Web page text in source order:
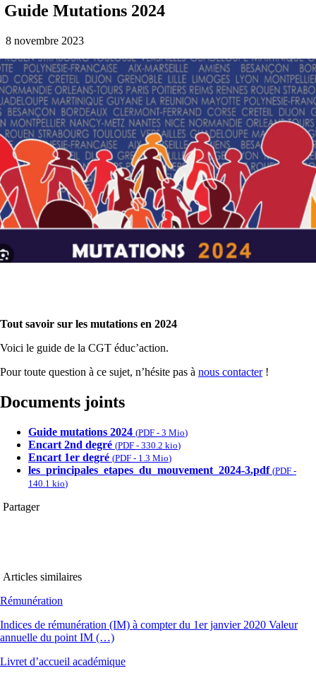
Guide Mutations 2024
8 novembre 2023
Tout savoir sur les mutations en 2024
Voici le guide de la CGT éduc’action.
Pour toute question à ce sujet, n’hésite pas à nous contacter!
Documents joints
Guide mutations 2024 (PDF - 3 Mio)
Encart 2nd degré (PDF - 330.2 kio)
Encart 1er degré (PDF - 1.3 Mio)
les_principales_etapes_du_mouvement_2024-3.pdf (PDF -
140.1 kio)
Partager
Articles similaires
Rémunération
Indices de rémunération (IM) à compter du 1er janvier 2020 Valeur
annuelle du point IM (…)
Livret d’accueil académique